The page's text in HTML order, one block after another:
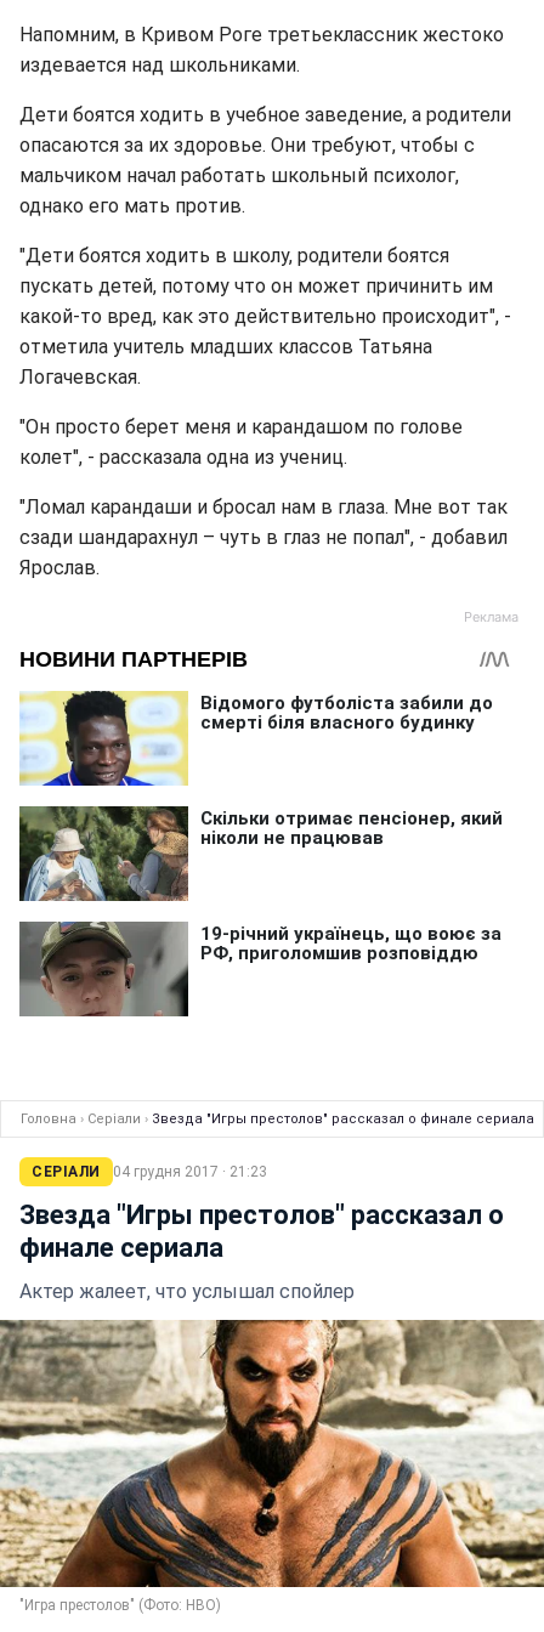
Напомним, в Кривом Роге третьеклассник жестоко
издевается над школьниками.
Дети боятся ходить в учебное заведение, а родители
опасаются за их здоровье. Они требуют, чтобы с
мальчиком начал работать школьный психолог,
однако его мать против.
"Дети боятся ходить в школу, родители боятся
пускать детей, потому что он может причинить им
какой-то вред, как это действительно происходит", -
отметила учитель младших классов Татьяна
Логачевская.
"Он просто берет меня и карандашом по голове
колет", - рассказала одна из учениц.
"Ломал карандаши и бросал нам в глаза. Мне вот так
сзади шандарахнул – чуть в глаз не попал", - добавил
Ярослав.
Головна › Серіали › Звезда "Игры престолов" рассказал о финале сериала
СЕРІАЛИ 04 грудня 2017 · 21:23
Звезда "Игры престолов" рассказал о
финале сериала
Актер жалеет, что услышал спойлер
"Игра престолов" (Фото: HBO)